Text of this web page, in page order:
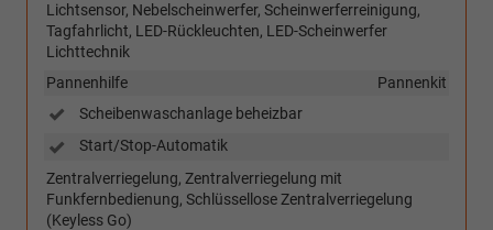
Lichtsensor, Nebelscheinwerfer, Scheinwerferreinigung,
Tagfahrlicht, LED-Rückleuchten, LED-Scheinwerfer
Lichttechnik
Pannenkit
Pannenhilfe
Scheibenwaschanlage beheizbar
Start/Stop-Automatik
Zentralverriegelung, Zentralverriegelung mit
Funkfernbedienung, Schlüssellose Zentralverriegelung
(Keyless Go)